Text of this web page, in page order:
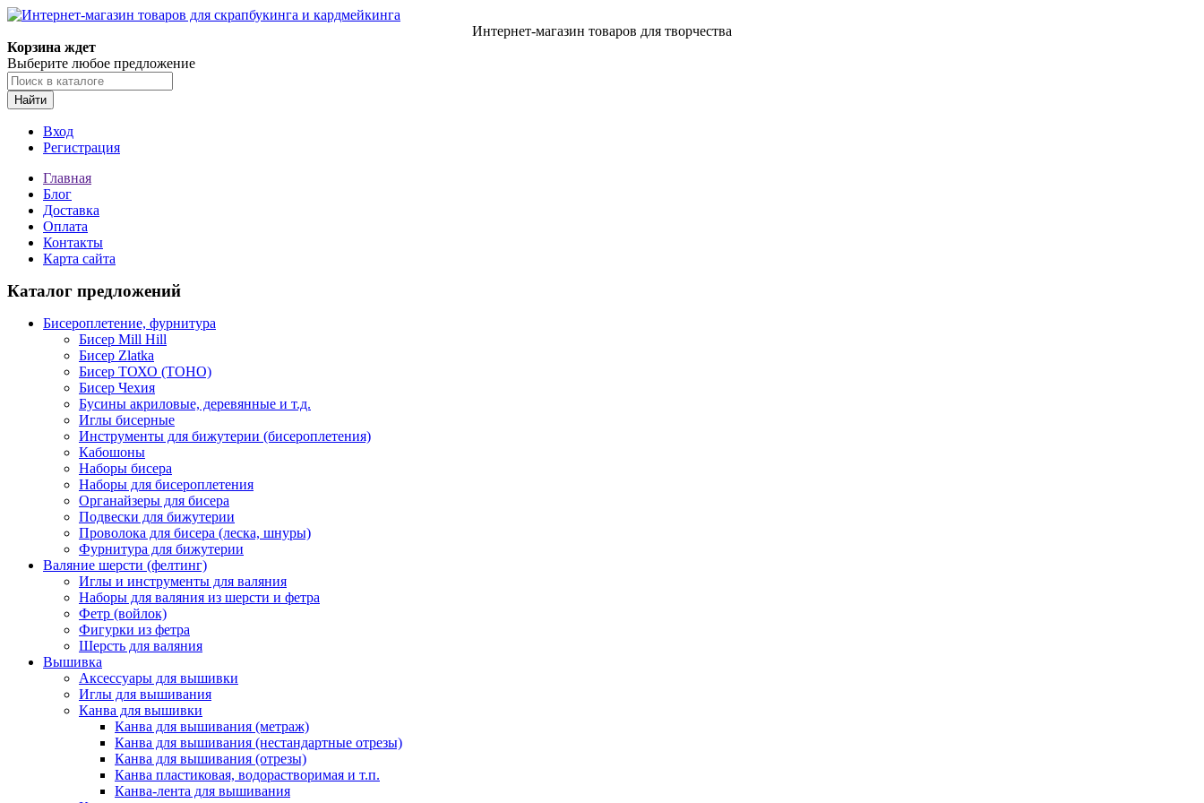
Интернет-магазин товаров для творчества
Корзина ждет
Выберите любое предложение
Найти
Вход
Регистрация
Главная
Блог
Доставка
Оплата
Контакты
Карта сайта
Каталог предложений
Бисероплетение, фурнитура
Бисер Mill Hill
Бисер Zlatka
Бисер ТОХО (TOHO)
Бисер Чехия
Бусины акриловые, деревянные и т.д.
Иглы бисерные
Инструменты для бижутерии (бисероплетения)
Кабошоны
Наборы бисера
Наборы для бисероплетения
Органайзеры для бисера
Подвески для бижутерии
Проволока для бисера (леска, шнуры)
Фурнитура для бижутерии
Валяние шерсти (фелтинг)
Иглы и инструменты для валяния
Наборы для валяния из шерсти и фетра
Фетр (войлок)
Фигурки из фетра
Шерсть для валяния
Вышивка
Аксессуары для вышивки
Иглы для вышивания
Канва для вышивки
Канва для вышивания (метраж)
Канва для вышивания (нестандартные отрезы)
Канва для вышивания (отрезы)
Канва пластиковая, водорастворимая и т.п.
Канва-лента для вышивания